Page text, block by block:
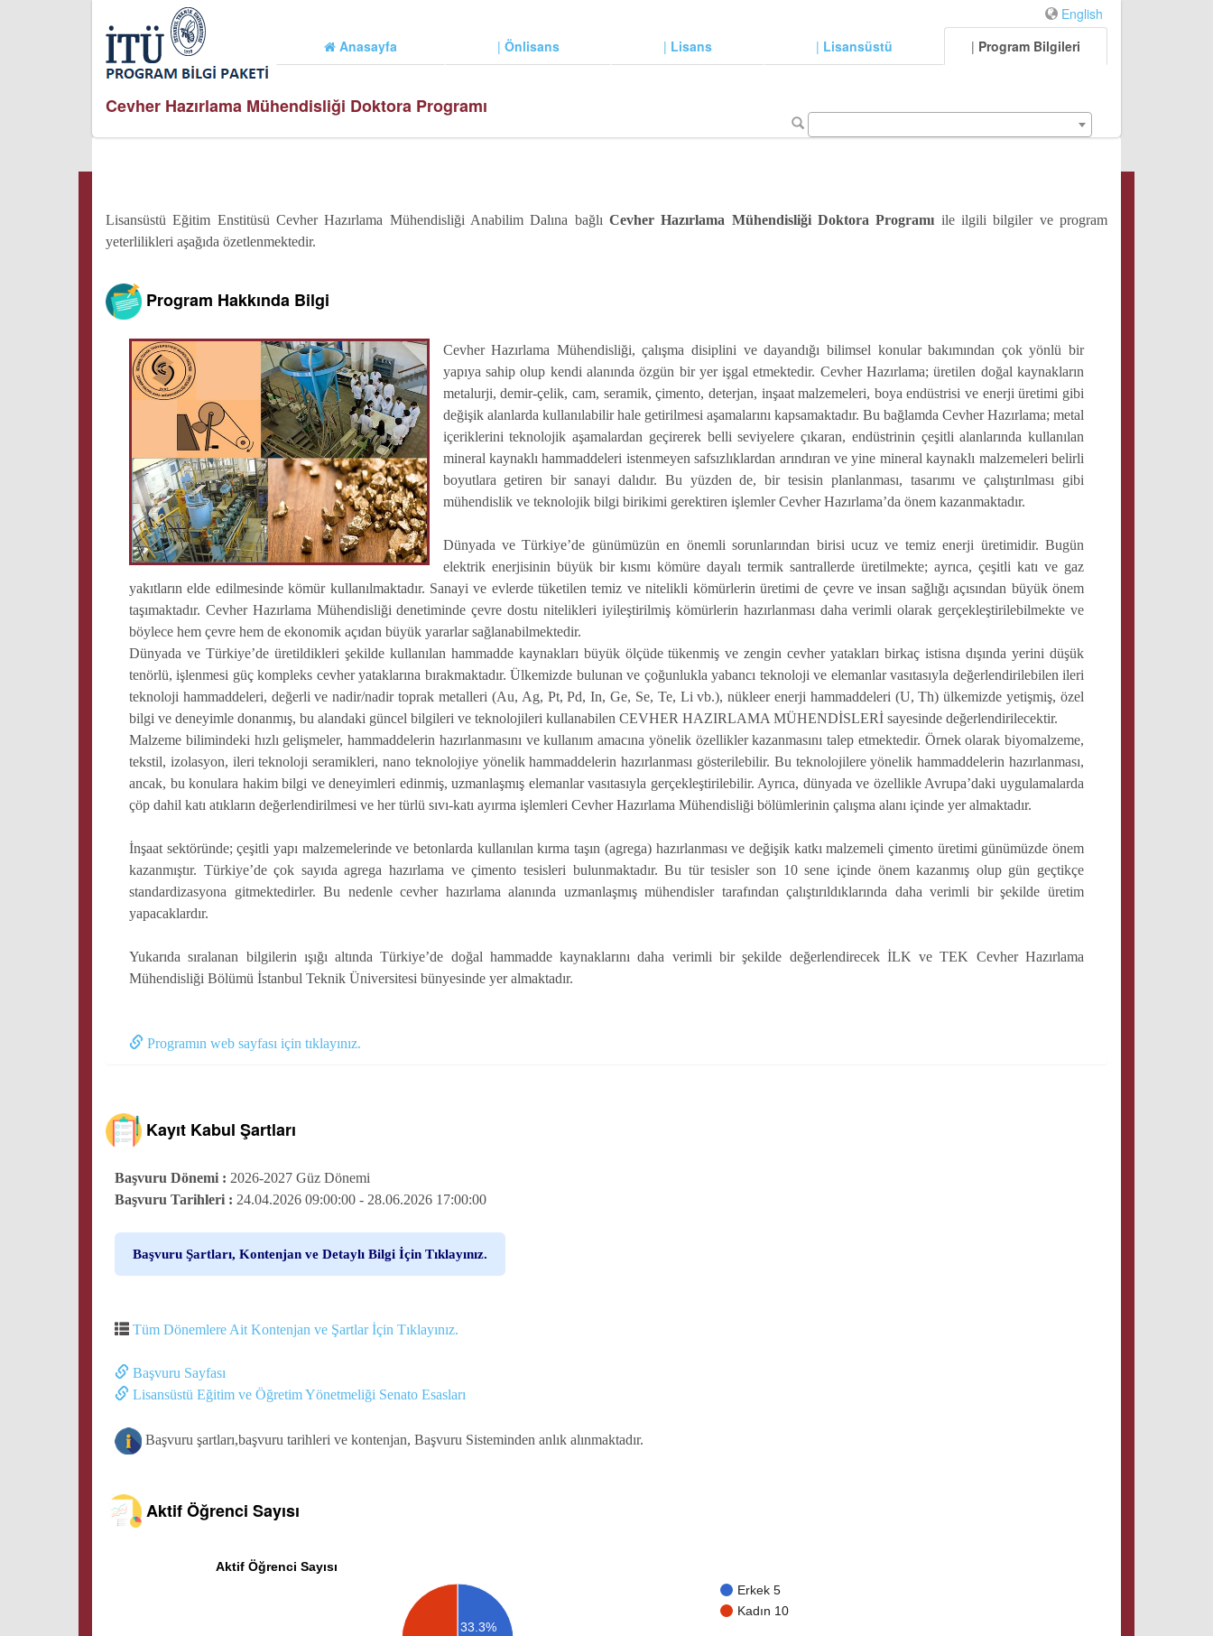
English
Anasayfa
| Önlisans | Lisans | Lisansüstü | Program Bilgileri
Cevher Hazırlama Mühendisliği Doktora Programı
Lisansüstü Eğitim Enstitüsü Cevher Hazırlama Mühendisliği Anabilim Dalına bağlı Cevher Hazırlama Mühendisliği Doktora Programı ile ilgili bilgiler ve program
yeterlilikleri aşağıda özetlenmektedir.
Program Hakkında Bilgi
Cevher Hazırlama Mühendisliği, çalışma disiplini ve dayandığı bilimsel konular bakımından çok yönlü bir
yapıya sahip olup kendi alanında özgün bir yer işgal etmektedir. Cevher Hazırlama; üretilen doğal kaynakların
metalurji, demir-çelik, cam, seramik, çimento, deterjan, inşaat malzemeleri, boya endüstrisi ve enerji üretimi gibi
değişik alanlarda kullanılabilir hale getirilmesi aşamalarını kapsamaktadır. Bu bağlamda Cevher Hazırlama; metal
içeriklerini teknolojik aşamalardan geçirerek belli seviyelere çıkaran, endüstrinin çeşitli alanlarında kullanılan
mineral kaynaklı hammaddeleri istenmeyen safsızlıklardan arındıran ve yine mineral kaynaklı malzemeleri belirli
boyutlara getiren bir sanayi dalıdır. Bu yüzden de, bir tesisin planlanması, tasarımı ve çalıştırılması gibi
mühendislik ve teknolojik bilgi birikimi gerektiren işlemler Cevher Hazırlama’da önem kazanmaktadır.
Dünyada ve Türkiye’de günümüzün en önemli sorunlarından birisi ucuz ve temiz enerji üretimidir. Bugün
elektrik enerjisinin büyük bir kısmı kömüre dayalı termik santrallerde üretilmekte; ayrıca, çeşitli katı ve gaz
yakıtların elde edilmesinde kömür kullanılmaktadır. Sanayi ve evlerde tüketilen temiz ve nitelikli kömürlerin üretimi de çevre ve insan sağlığı açısından büyük önem
taşımaktadır. Cevher Hazırlama Mühendisliği denetiminde çevre dostu nitelikleri iyileştirilmiş kömürlerin hazırlanması daha verimli olarak gerçekleştirilebilmekte ve
böylece hem çevre hem de ekonomik açıdan büyük yararlar sağlanabilmektedir.
Dünyada ve Türkiye’de üretildikleri şekilde kullanılan hammadde kaynakları büyük ölçüde tükenmiş ve zengin cevher yatakları birkaç istisna dışında yerini düşük
tenörlü, işlenmesi güç kompleks cevher yataklarına bırakmaktadır. Ülkemizde bulunan ve çoğunlukla yabancı teknoloji ve elemanlar vasıtasıyla değerlendirilebilen ileri
teknoloji hammaddeleri, değerli ve nadir/nadir toprak metalleri (Au, Ag, Pt, Pd, In, Ge, Se, Te, Li vb.), nükleer enerji hammaddeleri (U, Th) ülkemizde yetişmiş, özel
bilgi ve deneyimle donanmış, bu alandaki güncel bilgileri ve teknolojileri kullanabilen CEVHER HAZIRLAMA MÜHENDİSLERİ sayesinde değerlendirilecektir.
Malzeme bilimindeki hızlı gelişmeler, hammaddelerin hazırlanmasını ve kullanım amacına yönelik özellikler kazanmasını talep etmektedir. Örnek olarak biyomalzeme,
tekstil, izolasyon, ileri teknoloji seramikleri, nano teknolojiye yönelik hammaddelerin hazırlanması gösterilebilir. Bu teknolojilere yönelik hammaddelerin hazırlanması,
ancak, bu konulara hakim bilgi ve deneyimleri edinmiş, uzmanlaşmış elemanlar vasıtasıyla gerçekleştirilebilir. Ayrıca, dünyada ve özellikle Avrupa’daki uygulamalarda
çöp dahil katı atıkların değerlendirilmesi ve her türlü sıvı-katı ayırma işlemleri Cevher Hazırlama Mühendisliği bölümlerinin çalışma alanı içinde yer almaktadır.
İnşaat sektöründe; çeşitli yapı malzemelerinde ve betonlarda kullanılan kırma taşın (agrega) hazırlanması ve değişik katkı malzemeli çimento üretimi günümüzde önem
kazanmıştır. Türkiye’de çok sayıda agrega hazırlama ve çimento tesisleri bulunmaktadır. Bu tür tesisler son 10 sene içinde önem kazanmış olup gün geçtikçe
standardizasyona gitmektedirler. Bu nedenle cevher hazırlama alanında uzmanlaşmış mühendisler tarafından çalıştırıldıklarında daha verimli bir şekilde üretim
yapacaklardır.
Yukarıda sıralanan bilgilerin ışığı altında Türkiye’de doğal hammadde kaynaklarını daha verimli bir şekilde değerlendirecek İLK ve TEK Cevher Hazırlama
Mühendisliği Bölümü İstanbul Teknik Üniversitesi bünyesinde yer almaktadır.
Programın web sayfası için tıklayınız.
Kayıt Kabul Şartları
Başvuru Dönemi : 2026-2027 Güz Dönemi
Başvuru Tarihleri : 24.04.2026 09:00:00 - 28.06.2026 17:00:00
Başvuru Şartları, Kontenjan ve Detaylı Bilgi İçin Tıklayınız.
Tüm Dönemlere Ait Kontenjan ve Şartlar İçin Tıklayınız.
Başvuru Sayfası
Lisansüstü Eğitim ve Öğretim Yönetmeliği Senato Esasları
Başvuru şartları,başvuru tarihleri ve kontenjan, Başvuru Sisteminden anlık alınmaktadır.
Aktif Öğrenci Sayısı
Aktif Öğrenci Sayısı
Erkek 5
Kadın 10
33.3%